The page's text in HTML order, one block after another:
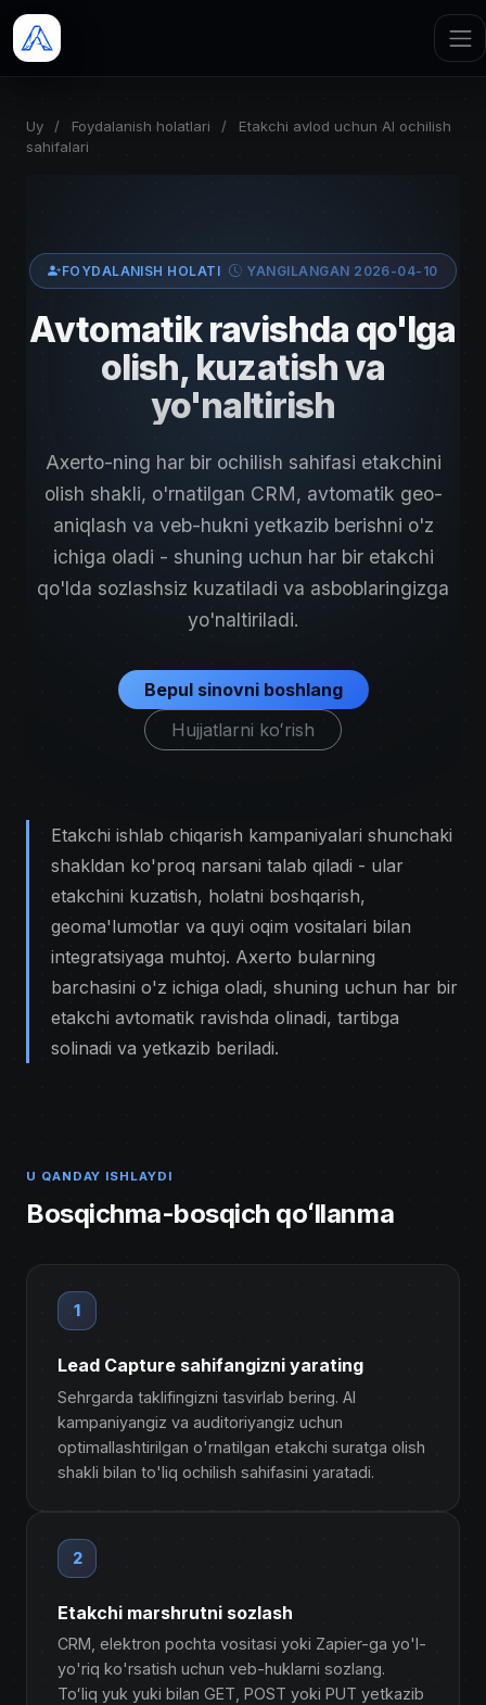
Uy / Foydalanish holatlari /
Etakchi avlod uchun AI ochilish
sahifalari
FOYDALANISH HOLATI YANGILANGAN 2026-04-10
Avtomatik ravishda qo'lga
olish, kuzatish va
yo'naltirish
Axerto-ning har bir ochilish sahifasi etakchini
olish shakli, o'rnatilgan CRM, avtomatik geo-
aniqlash va veb-hukni yetkazib berishni o'z
ichiga oladi - shuning uchun har bir etakchi
qo'lda sozlashsiz kuzatiladi va asboblaringizga
yo'naltiriladi.
Bepul sinovni boshlang
Hujjatlarni koʻrish
Etakchi ishlab chiqarish kampaniyalari shunchaki
shakldan ko'proq narsani talab qiladi - ular
etakchini kuzatish, holatni boshqarish,
geoma'lumotlar va quyi oqim vositalari bilan
integratsiyaga muhtoj. Axerto bularning
barchasini o'z ichiga oladi, shuning uchun har bir
etakchi avtomatik ravishda olinadi, tartibga
solinadi va yetkazib beriladi.
U QANDAY ISHLAYDI
Bosqichma-bosqich qoʻllanma
1
Lead Capture sahifangizni yarating
Sehrgarda taklifingizni tasvirlab bering. AI
kampaniyangiz va auditoriyangiz uchun
optimallashtirilgan o'rnatilgan etakchi suratga olish
shakli bilan to'liq ochilish sahifasini yaratadi.
2
Etakchi marshrutni sozlash
CRM, elektron pochta vositasi yoki Zapier-ga yo'l-
yo'riq ko'rsatish uchun veb-huklarni sozlang.
Toʻliq yuk yuki bilan GET, POST yoki PUT yetkazib